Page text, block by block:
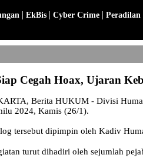
| EkBis | Cyber Crime | Peradilan
Cegah Hoax, Ujaran
Berita HUKUM - Divisi
2024, Kamis (26/1).
tersebut dipimpin oleh Kadiv
turut dihadiri oleh sejumlah